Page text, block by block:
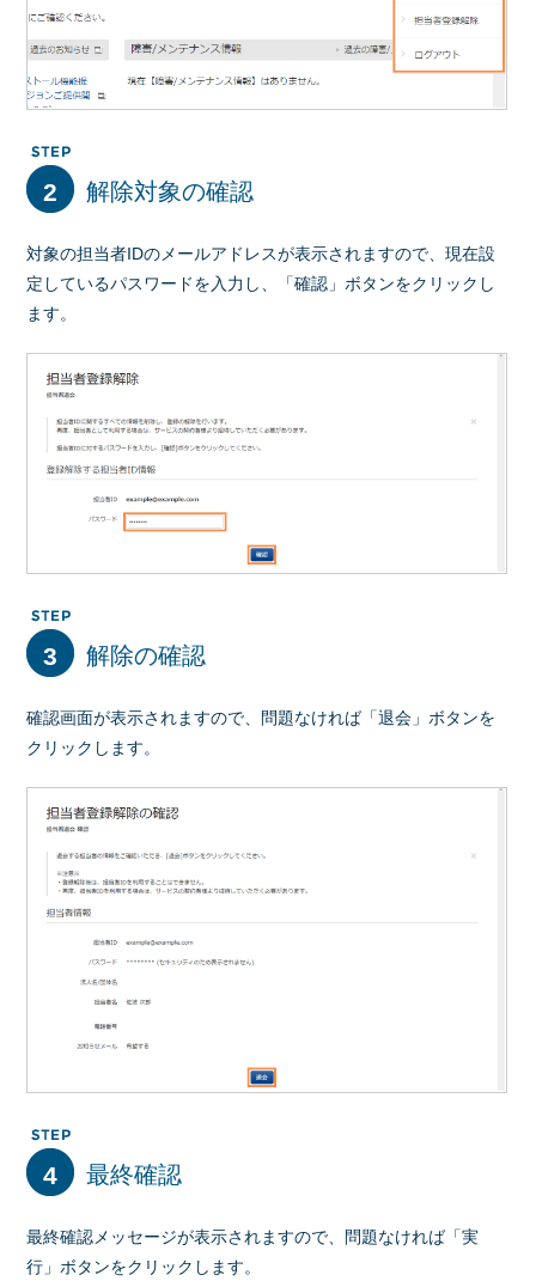
2 解除対象の確認
対象の担当者IDのメールアドレスが表示されますので、現在設
定しているパスワードを入力し、「確認」ボタンをクリックし
ます。
3 解除の確認
確認画面が表示されますので、問題なければ「退会」ボタンを
クリックします。
4 最終確認
最終確認メッセージが表示されますので、問題なければ「実
行」ボタンをクリックします。